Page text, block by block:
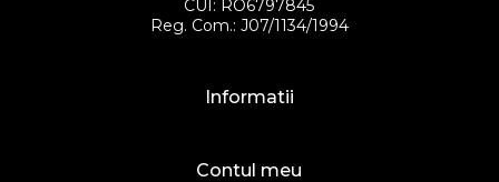
CUI: RO6797845
Reg. Com.: J07/1134/1994
Informatii
Contul meu